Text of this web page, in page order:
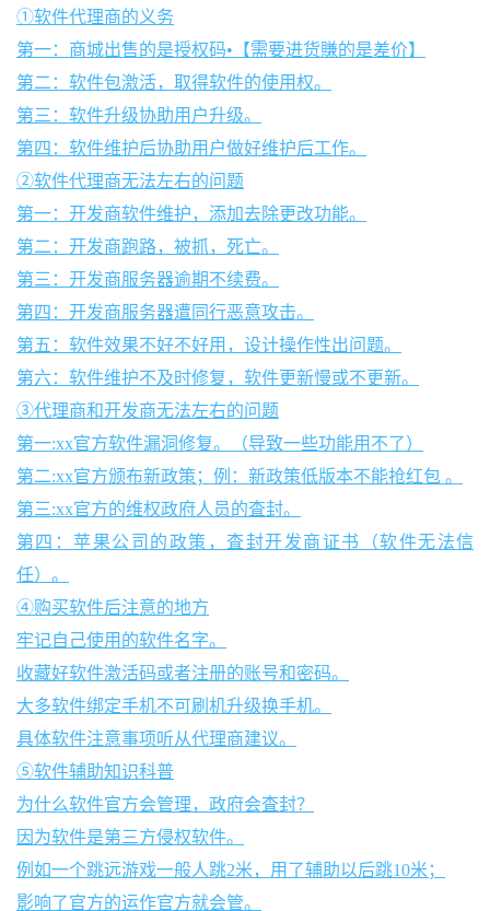
①软件代理商的义务
第一：商城出售的是授权码•【需要进货賺的是差价】
第二：软件包激活，取得软件的使用权。
第三：软件升级协助用户升级。
第四：软件维护后协助用户做好维护后工作。
②软件代理商无法左右的问题
第一：开发商软件维护，添加去除更改功能。
第二：开发商跑路，被抓，死亡。
第三：开发商服务器逾期不续费。
第四：开发商服务器遭同行恶意攻击。
第五：软件效果不好不好用，设计操作性出问题。
第六：软件维护不及时修复，软件更新慢或不更新。
③代理商和开发商无法左右的问题
第一:xx官方软件漏洞修复。（导致一些功能用不了）
第二:xx官方颁布新政策；例：新政策低版本不能抢红包 。
第三:xx官方的维权政府人员的査封。
第四：苹果公司的政策，査封开发商证书（软件无法信
任）。
④购买软件后注意的地方
牢记自己使用的软件名字。
收藏好软件激活码或者注册的账号和密码。
大多软件绑定手机不可刷机升级换手机。
具体软件注意事项听从代理商建议。
⑤软件辅助知识科普
为什么软件官方会管理，政府会査封？
因为软件是第三方侵权软件。
例如一个跳远游戏一般人跳2米，用了辅助以后跳10米；
影响了官方的运作官方就会管。